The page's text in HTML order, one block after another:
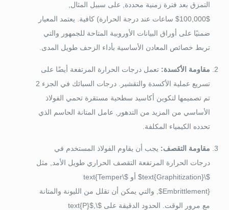
التمزق بعد فترة زمنية محددة, على سبيل المثال,
$100,000$
ساعات عند درجة الحرارة) كافية. يعتمد المعيار
ضمنيًا على أوراق البيانات الأوروبية المتاحة للجمهور والتي
تربط خصائص المعادن الأساسية بأداء الزحف طويل المدى.
مقاومة الأكسدة: تعمل درجات الحرارة المرتفعة أيضًا على
تسريع عملية الأكسدة والتقشير. درجات السبائك في الجزء 2
تم تصميمها لتكوين أكاسيد سطحية مستقرة تحمي الفولاذ
الأساسي من المزيد من التدهور, عامل المتانة الحاسم الذي
تحدده الكيمياء المكلفة.
مقاومة التقصف: يجب أن يقاوم الفولاذ المستخدم في
درجات الحرارة المرتفعة التقصف الحراري طويل الأمد, مثل
$\text{Graphitization}$
أو
$\text{Temper
Embrittlement}$ , والتي يمكن أن تقلل من الليونة والمتانة
مع مرور الوقت. الحدود الدقيقة على $\text{P}$
,